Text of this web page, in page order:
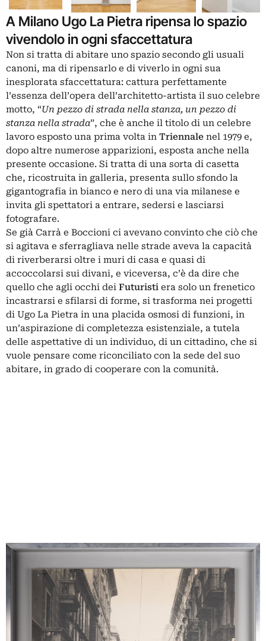
A Milano Ugo La Pietra ripensa lo spazio
vivendolo in ogni sfaccettatura
Non si tratta di abitare uno spazio secondo gli usuali
canoni, ma di ripensarlo e di viverlo in ogni sua
inesplorata sfaccettatura: cattura perfettamente
l’essenza dell’opera dell’architetto-artista il suo celebre
motto, “Un pezzo di strada nella stanza, un pezzo di
stanza nella strada”, che è anche il titolo di un celebre
lavoro esposto una prima volta in Triennale nel 1979 e,
dopo altre numerose apparizioni, esposta anche nella
presente occasione. Si tratta di una sorta di casetta
che, ricostruita in galleria, presenta sullo sfondo la
gigantografia in bianco e nero di una via milanese e
invita gli spettatori a entrare, sedersi e lasciarsi
fotografare.
Se già Carrà e Boccioni ci avevano convinto che ciò che
si agitava e sferragliava nelle strade aveva la capacità
di riverberarsi oltre i muri di casa e quasi di
accoccolarsi sui divani, e viceversa, c’è da dire che
quello che agli occhi dei Futuristi era solo un frenetico
incastrarsi e sfilarsi di forme, si trasforma nei progetti
di Ugo La Pietra in una placida osmosi di funzioni, in
un’aspirazione di completezza esistenziale, a tutela
delle aspettative di un individuo, di un cittadino, che si
vuole pensare come riconciliato con la sede del suo
abitare, in grado di cooperare con la comunità.